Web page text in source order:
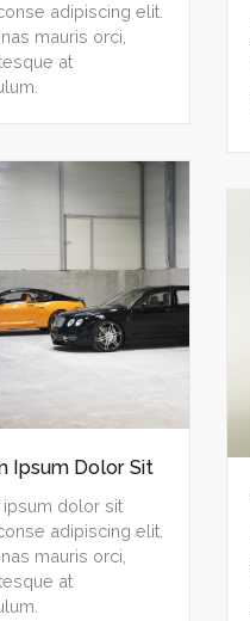
adipiscing elit.
mauris orci,
at
Ipsum Dolor Sit
ipsum dolor sit
adipiscing elit.
mauris orci,
at